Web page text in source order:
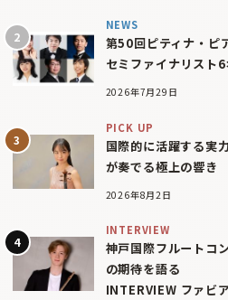
NEWS
第50回ピティナ・ピ
セミファイナリスト
2026年7月29日
PICK UP
国際的に活躍する実
が奏でる極上の響き
2026年8月2日
INTERVIEW
神戸国際フルートコ
の期待を語る
INTERVIEW ファビ